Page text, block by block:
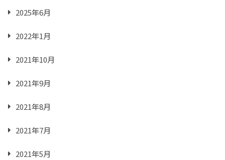
2025年6月
2022年1月
2021年10月
2021年9月
2021年8月
2021年7月
2021年5月